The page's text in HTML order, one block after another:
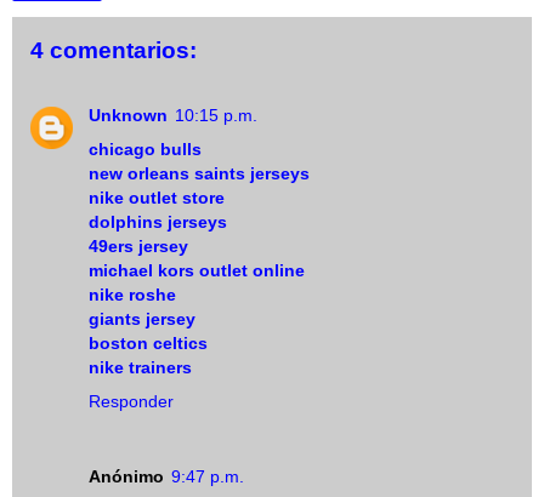
4 comentarios:
Unknown 10:15 p.m.
chicago bulls
new orleans saints jerseys
nike outlet store
dolphins jerseys
49ers jersey
michael kors outlet online
nike roshe
giants jersey
boston celtics
nike trainers
Responder
Anónimo 9:47 p.m.